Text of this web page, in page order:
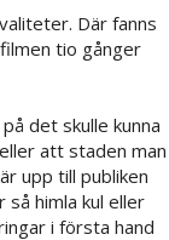
Där fanns
tio gånger
det skulle kunna
att staden man
upp till publiken
himla kul eller
i första hand